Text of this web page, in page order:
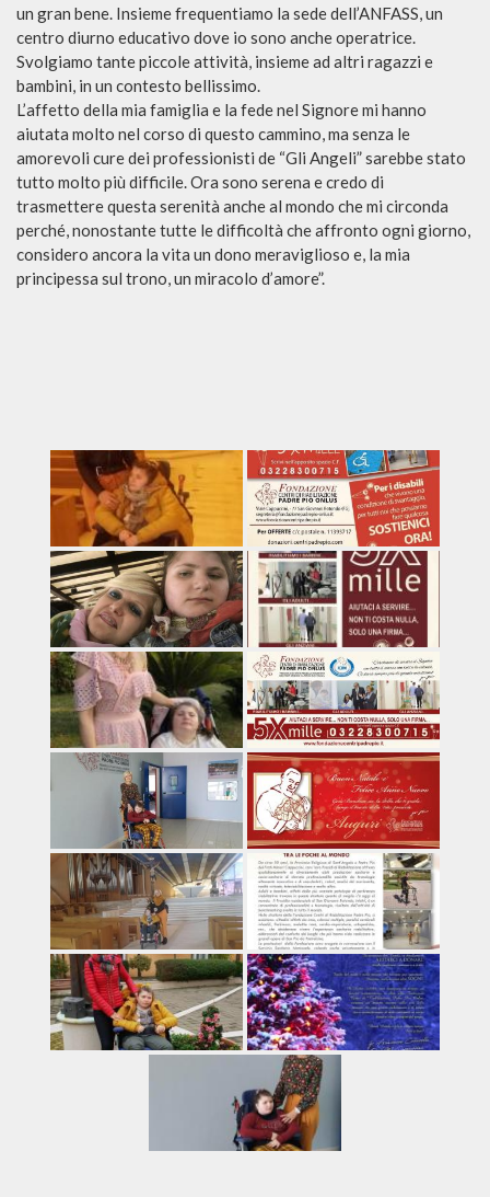
un gran bene. Insieme frequentiamo la sede dell’ANFASS, un
centro diurno educativo dove io sono anche operatrice.
Svolgiamo tante piccole attività, insieme ad altri ragazzi e
bambini, in un contesto bellissimo.
L’affetto della mia famiglia e la fede nel Signore mi hanno
aiutata molto nel corso di questo cammino, ma senza le
amorevoli cure dei professionisti de “Gli Angeli” sarebbe stato
tutto molto più difficile. Ora sono serena e credo di
trasmettere questa serenità anche al mondo che mi circonda
perché, nonostante tutte le difficoltà che affronto ogni giorno,
considero ancora la vita un dono meraviglioso e, la mia
principessa sul trono, un miracolo d’amore”.